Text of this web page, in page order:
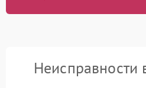
Неисправности